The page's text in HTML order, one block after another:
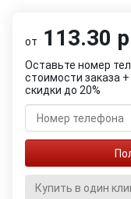
от 113.30
Оставьте номер
стоимости заказа
скидки до 20%
Купить в один